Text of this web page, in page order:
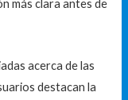
más clara antes de
acerca de las
destacan la